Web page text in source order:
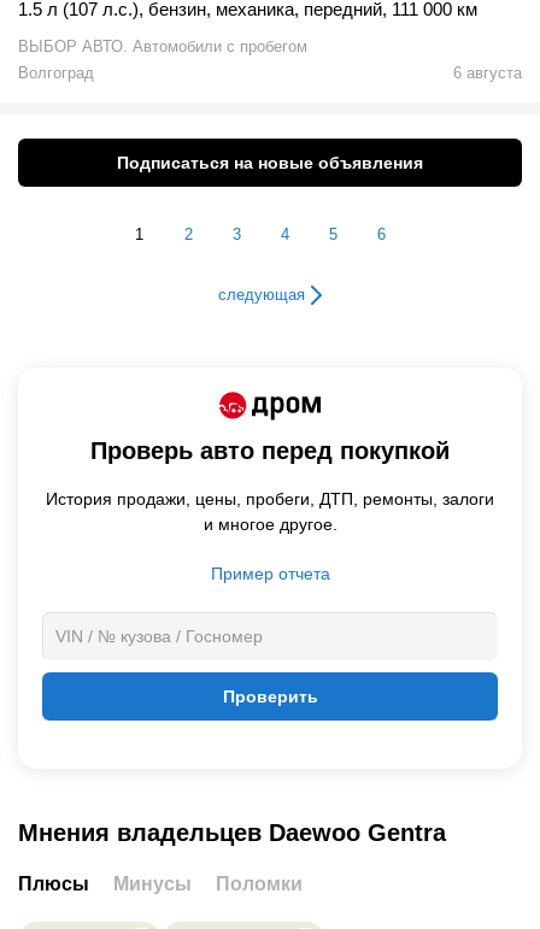
1.5 л (107 л.с.), бензин, механика, передний, 111 000 км
ВЫБОР АВТО. Автомобили с пробегом
Волгоград
6 августа
Подписаться на новые объявления
1 2 3 4 5 6
следующая
Проверь авто перед покупкой
История продажи, цены, пробеги, ДТП, ремонты, залоги
и многое другое.
Проверить
Пример отчета
Мнения владельцев Daewoo Gentra
Плюсы Минусы Поломки